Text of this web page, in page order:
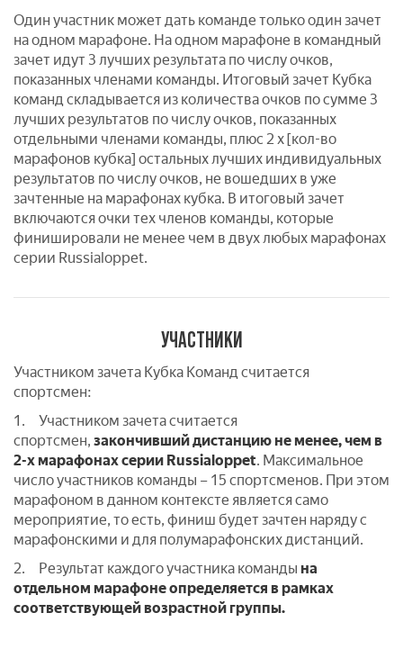
Один участник может дать команде только один зачет
на одном марафоне. На одном марафоне в командный
зачет идут 3 лучших результата по числу очков,
показанных членами команды. Итоговый зачет Кубка
команд складывается из количества очков по сумме 3
лучших результатов по числу очков, показанных
отдельными членами команды, плюс 2 х [кол-во
марафонов кубка] остальных лучших индивидуальных
результатов по числу очков, не вошедших в уже
зачтенные на марафонах кубка. В итоговый зачет
включаются очки тех членов команды, которые
финишировали не менее чем в двух любых марафонах
серии Russialoppet.
УЧАСТНИКИ
Участником зачета Кубка Команд считается
спортсмен:
1. Участником зачета считается
спортсмен, закончивший дистанцию не менее, чем в
2-х марафонах серии Russialoppet. Максимальное
число участников команды – 15 спортсменов. При этом
марафоном в данном контексте является само
мероприятие, то есть, финиш будет зачтен наряду с
марафонскими и для полумарафонских дистанций.
2. Результат каждого участника команды на
отдельном марафонеопределяется в рамках
соответствующей возрастной группы.